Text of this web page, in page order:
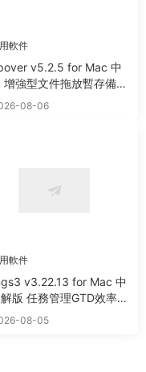
軟件
v5.2.5 for Mac 中
增強型文件拖放暫存備用
具08-06
軟件
v3.22.13 for Mac 中
版 任務管理GTD效率工
08-05